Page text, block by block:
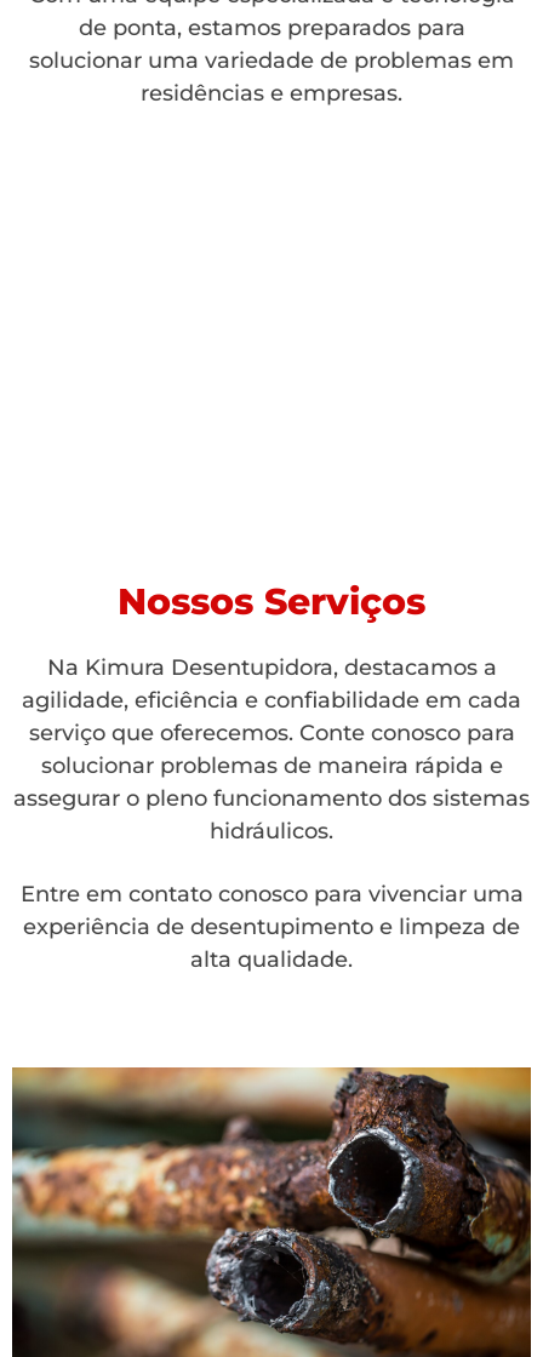
de ponta, estamos preparados para
solucionar uma variedade de problemas em
residências e empresas.
Nossos Serviços
Na Kimura Desentupidora, destacamos a
agilidade, eficiência e confiabilidade em cada
serviço que oferecemos. Conte conosco para
solucionar problemas de maneira rápida e
assegurar o pleno funcionamento dos sistemas
hidráulicos.
Entre em contato conosco para vivenciar uma
experiência de desentupimento e limpeza de
alta qualidade.